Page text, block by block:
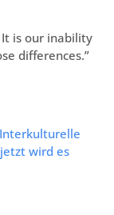
is our inability
differences.”
Interkulturelle
wird es